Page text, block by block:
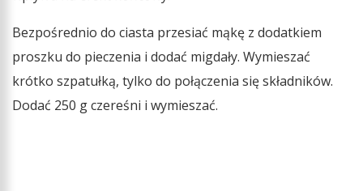
Bezpośrednio do ciasta przesiać mąkę z dodatkiem
proszku do pieczenia i dodać migdały. Wymieszać
krótko szpatułką, tylko do połączenia się składników.
Dodać 250 g czereśni i wymieszać.